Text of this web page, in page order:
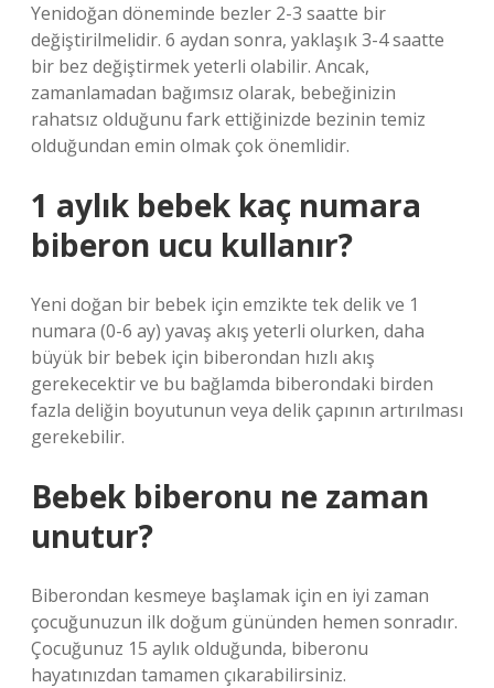
Yenidoğan döneminde bezler 2-3 saatte bir
değiştirilmelidir. 6 aydan sonra, yaklaşık 3-4 saatte
bir bez değiştirmek yeterli olabilir. Ancak,
zamanlamadan bağımsız olarak, bebeğinizin
rahatsız olduğunu fark ettiğinizde bezinin temiz
olduğundan emin olmak çok önemlidir.
1 aylık bebek kaç numara
biberon ucu kullanır?
Yeni doğan bir bebek için emzikte tek delik ve 1
numara (0-6 ay) yavaş akış yeterli olurken, daha
büyük bir bebek için biberondan hızlı akış
gerekecektir ve bu bağlamda biberondaki birden
fazla deliğin boyutunun veya delik çapının artırılması
gerekebilir.
Bebek biberonu ne zaman
unutur?
Biberondan kesmeye başlamak için en iyi zaman
çocuğunuzun ilk doğum gününden hemen sonradır.
Çocuğunuz 15 aylık olduğunda, biberonu
hayatınızdan tamamen çıkarabilirsiniz.